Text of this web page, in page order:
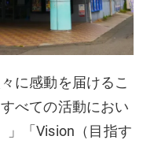
に感動を届けるこ
べての活動におい
」「Vision（目指す